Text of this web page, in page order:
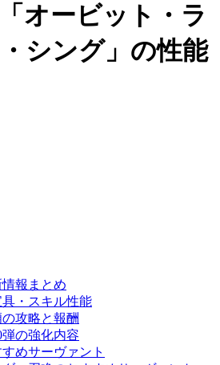
オービット・ラ
シング」の性能
報まとめ
・スキル性能
攻略と報酬
の強化内容
めサーヴァント